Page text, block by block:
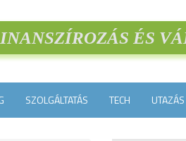
ÉS
SZOLGÁLTATÁS TECH UTAZÁS